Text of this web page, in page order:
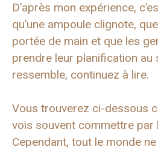
D’après mon expérience,
qu’une ampoule clignote,
portée de main et que les
prendre leur planification au
ressemble, continuez à lire.
Vous trouverez ci-dessous
vois souvent commettre par
Cependant, tout le monde